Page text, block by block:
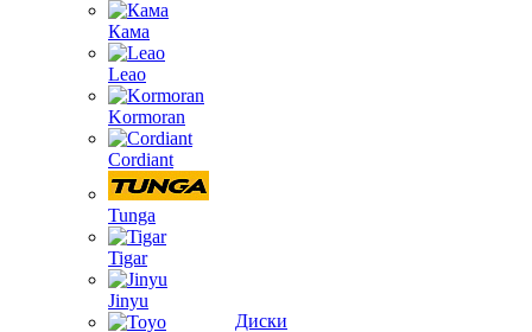
Кама
Leao
Kormoran
Cordiant
Tunga
Tigar
Jinyu
Диски